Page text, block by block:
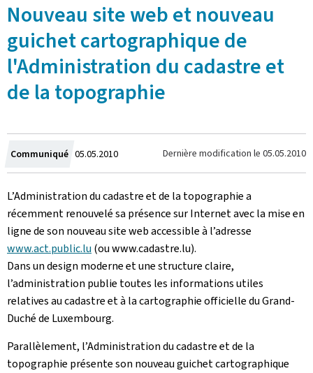
Nouveau site web et nouveau
guichet cartographique de
l'Administration du cadastre et
de la topographie
Communiqué Crée
le
05.05.2010 Dernière modification le 05.05.2010
L’Administration du cadastre et de la topographie a
récemment renouvelé sa présence sur Internet avec la mise en
ligne de son nouveau site web accessible à l’adresse
www.act.public.lu (ou www.cadastre.lu).
Dans un design moderne et une structure claire,
l’administration publie toutes les informations utiles
relatives au cadastre et à la cartographie officielle du Grand-
Duché de Luxembourg.
Parallèlement, l’Administration du cadastre et de la
topographie présente son nouveau guichet cartographique